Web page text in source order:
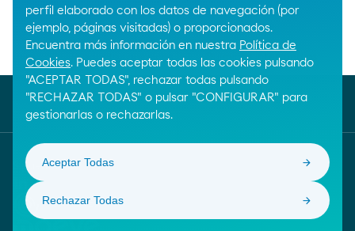
perfil elaborado con los datos de navegación (por
ejemplo, páginas visitadas) o proporcionados.
Encuentra más información en nuestra Política de
Cookies. Puedes aceptar todas las cookies pulsando
"ACEPTAR TODAS", rechazar todas pulsando
"RECHAZAR TODAS" o pulsar "CONFIGURAR" para
gestionarlas o rechazarlas.
Rechazar Todas
Aceptar Todas
Breadcrumbs
Inicio Productos químicos Químicos intermedios
Confiança Online. Saber mais sobre este selo de
Síguenos